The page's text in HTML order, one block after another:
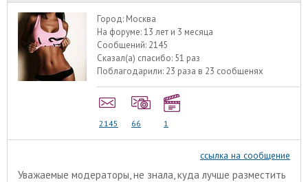
Город: Москва
На форуме:13 лет и 3 месяца
Сообщений: 2145
Сказал(а) спасибо: 51 раз
Поблагодарили: 23 раза в 23 сообщенях
2145 66 1
ссылка на сообщение
Уважаемые модераторы, не знала, куда лучше разместить